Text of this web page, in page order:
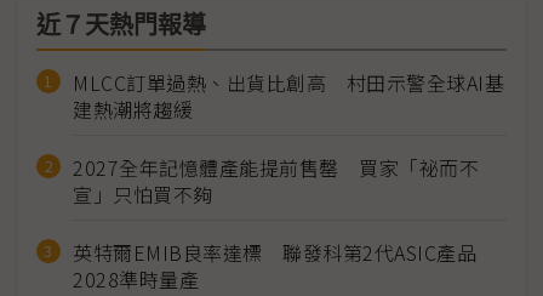
近７天熱門報導
MLCC訂單過熱、出貨比創高 村田示警全球AI基
建熱潮將趨緩
2027全年記憶體產能提前售罄 買家「祕而不
宣」只怕買不夠
英特爾EMIB良率達標 聯發科第2代ASIC產品
2028準時量產